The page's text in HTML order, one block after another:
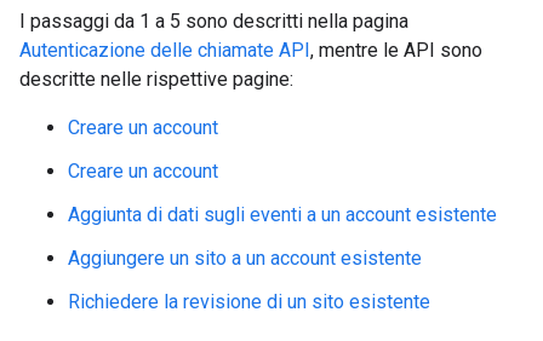
I passaggi da 1 a 5 sono descritti nella pagina
Autenticazione delle chiamate API, mentre le API sono
descritte nelle rispettive pagine:
Creare un account
Creare un account
Aggiunta di dati sugli eventi a un account esistente
Aggiungere un sito a un account esistente
Richiedere la revisione di un sito esistente